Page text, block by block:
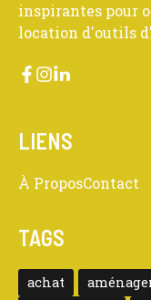
inspirantes pour
location d'outils
LIENS
À ProposContact
TAGS
achat